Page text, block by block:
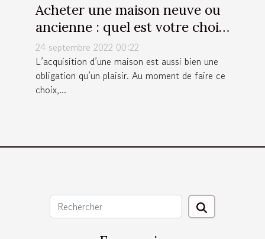
Acheter une maison neuve ou
ancienne : quel est votre choix
?
24 septembre 2022 00:22
L’acquisition d’une maison est aussi bien une
obligation qu’un plaisir. Au moment de faire ce
choix,...